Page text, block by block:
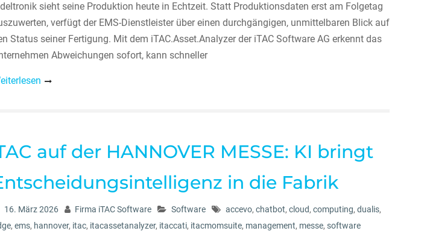
sieht seine Produktion heute in Echtzeit. Statt Produktionsdaten erst am Folgetag
verfügt der EMS-Dienstleister über einen durchgängigen, unmittelbaren Blick auf
Status seiner Fertigung. Mit dem iTAC.Asset.Analyzer der iTAC Software AG erkennt das
Abweichungen sofort, kann schneller
auf der HANNOVER MESSE: KI bringt
in die Fabrik
16. März 2026 Firma iTAC Software Software accevo, chatbot, cloud, computing, dualis,
, ems, hannover, itac, itacassetanalyzer, itaccati, itacmomsuite, management, messe, software